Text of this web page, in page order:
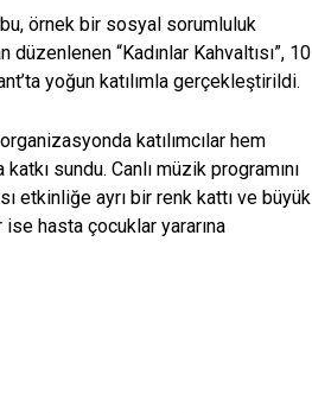
örnek bir sosyal sorumluluk
“Kadınlar Kahvaltısı”, 10
yoğun katılımla gerçekleştirildi.
katılımcılar hem
sundu. Canlı müzik programını
etkinliğe ayrı bir renk kattı ve büyük
hasta çocuklar yararına